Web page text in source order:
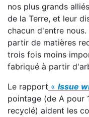
nos plus grands
de la Terre, et leur
chacun d'entre
partir de matières
trois fois moins
fabriqué à partir
Le rapport « Issue
pointage (de A pour
recyclé) aident les